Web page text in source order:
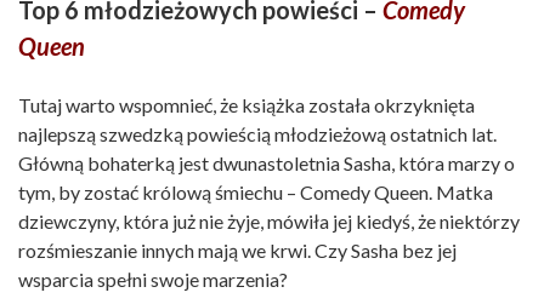
Top 6 młodzieżowych powieści – Comedy
Queen
Tutaj warto wspomnieć, że książka została okrzyknięta
najlepszą szwedzką powieścią młodzieżową ostatnich lat.
Główną bohaterką jest dwunastoletnia Sasha, która marzy o
tym, by zostać królową śmiechu – Comedy Queen. Matka
dziewczyny, która już nie żyje, mówiła jej kiedyś, że niektórzy
rozśmieszanie innych mają we krwi. Czy Sasha bez jej
wsparcia spełni swoje marzenia?